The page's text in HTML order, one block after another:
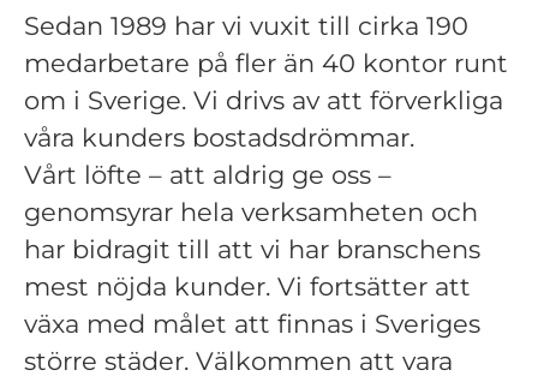
Sedan 1989 har vi vuxit till cirka 190
medarbetare på fler än 40 kontor runt
om i Sverige. Vi drivs av att förverkliga
våra kunders bostadsdrömmar.
Vårt löfte – att aldrig ge oss –
genomsyrar hela verksamheten och
har bidragit till att vi har branschens
mest nöjda kunder. Vi fortsätter att
växa med målet att finnas i Sveriges
större städer. Välkommen att vara